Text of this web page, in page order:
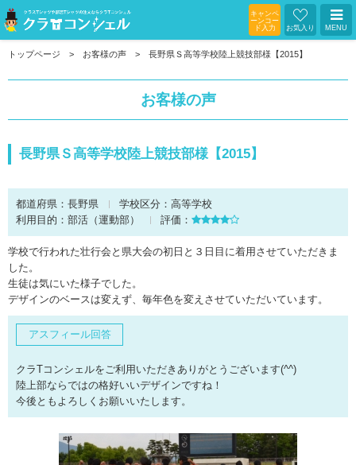
キャンペ
ーンコー
ド入力
お気入り MENU
トップページ お客様の声 長野県Ｓ高等学校陸上競技部様【2015】
お客様の声
長野県Ｓ高等学校陸上競技部様【2015】
都道府県： 長野県 学校区分： 高等学校
利用目的： 部活（運動部） 評価：
学校で行われた壮行会と県大会の初日と３日目に着用させていただきま
した。
生徒は気にいた様子でした。
デザインのベースは変えず、毎年色を変えさせていただいています。
アスフィール回答
クラTコンシェルをご利用いただきありがとうございます(^^)
陸上部ならではの格好いいデザインですね！
今後ともよろしくお願いいたします。